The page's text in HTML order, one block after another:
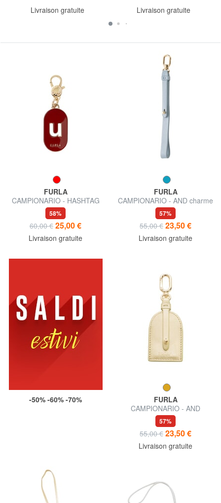
Livraison gratuite Livraison gratuite
FURLA
CAMPIONARIO - HASHTAG
Charme
58%
60,00 € 25,00 €
Livraison gratuite
FURLA
CAMPIONARIO - AND charme
en cuir
57%
55,00 € 23,50 €
Livraison gratuite
-50% -60% -70%
FURLA
CAMPIONARIO - AND
étiquette nominative en cuir
57%
55,00 € 23,50 €
Livraison gratuite